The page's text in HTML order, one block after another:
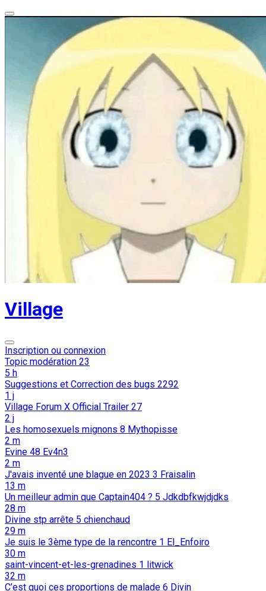
Village
Inscription ou connexion
Topic modération 23
5 h
Suggestions et Correction des bugs 2292
1 j
Village Forum X Official Trailer 27
2 j
Les homosexuels mignons 8 Mythopisse
2 m
Evine 48 Ev4n3
2 m
J'avais inventé une blague en 2023 3 Fraisalin
13 m
Un meilleur admin que Captain404 ? 5 Jdkdbfkwjdjdks
28 m
Divine stp arrête 5 chienchaud
29 m
Je suis le 3ème type de la rencontre 1 El_Enfoiro
30 m
saint-vincent-et-les-grenadines 1 litwick
32 m
C’est quoi ces proportions de malade 6 Divin